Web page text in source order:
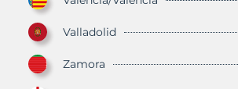
Valladolid
Zamora